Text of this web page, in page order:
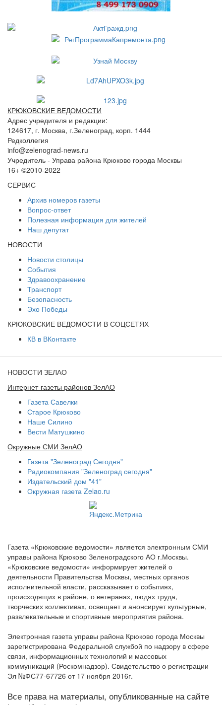
КРЮКОВСКИЕ ВЕДОМОСТИ
Адрес учредителя и редакции:
124617, г. Москва, г.Зеленоград, корп. 1444
Редколлегия
info@zelenograd-news.ru
Учредитель - Управа района Крюково города Москвы
16+ ©2010-2022
СЕРВИС
Архив номеров газеты
Вопрос-ответ
Полезная информация для жителей
Наш депутат
НОВОСТИ
Новости столицы
События
Здравоохранение
Транспорт
Безопасность
Эхо Победы
КРЮКОВСКИЕ ВЕДОМОСТИ В СОЦСЕТЯХ
КВ в ВКонтакте
НОВОСТИ ЗЕЛАО
Интернет-газеты районов ЗелАО
Газета Савелки
Старое Крюково
Наше Силино
Вести Матушкино
Окружные СМИ ЗелАО
Газета "Зеленоград Сегодня"
Радиокомпания "Зеленоград сегодня"
Издательский дом "41"
Окружная газета Zelao.ru
Газета «Крюковские ведомости» является электронным СМИ
управы района Крюково Зеленоградского АО г.Москвы.
«Крюковские ведомости» информирует жителей о
деятельности Правительства Москвы, местных органов
исполнительной власти, рассказывает о событиях,
происходящих в районе, о ветеранах, людях труда,
творческих коллективах, освещает и анонсирует культурные,
развлекательные и спортивные мероприятия района.
Электронная газета управы района Крюково города Москвы
зарегистрирована Федеральной службой по надзору в сфере
связи, информационных технологий и массовых
коммуникаций (Роскомнадзор). Свидетельство о регистрации
Эл №ФС77-67726 от 17 ноября 2016г.
Все права на материалы, опубликованные на сайте